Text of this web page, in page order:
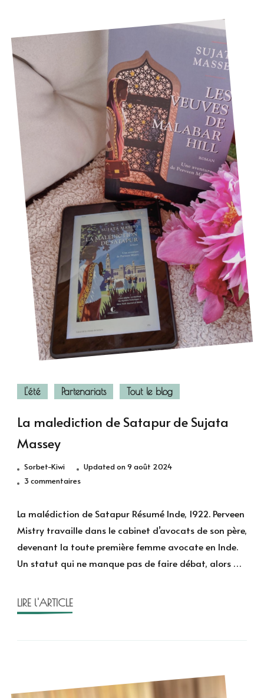
L'été Partenariats Tout le blog
La malediction de Satapur de Sujata
Massey
Sorbet-Kiwi Updated on9 août 2024
3 commentairessur
malediction
Satapur
de
Sujata
La malédiction de Satapur Résumé Inde, 1922. Perveen
Mistry travaille dans le cabinet d’avocats de son père,
devenant la toute première femme avocate en Inde.
Un statut qui ne manque pas de faire débat, alors …
LIRE l'ARTICLE